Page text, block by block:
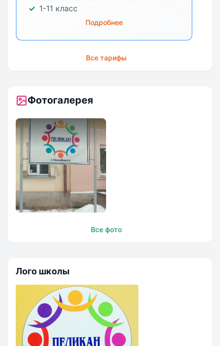
1-11 класс
Подробнее
Все тарифы
Фотогалерея
Все фото
Лого школы